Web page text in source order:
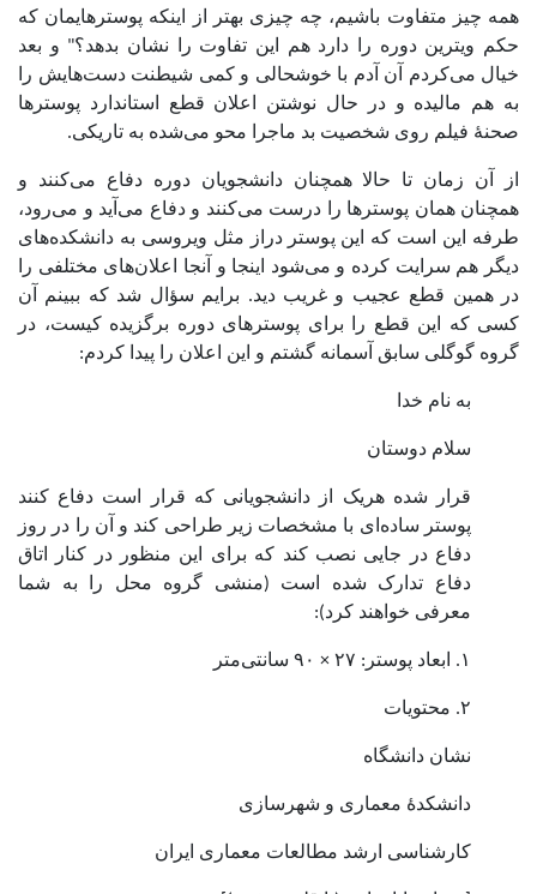
همه چیز متفاوت باشیم، چه چیزی بهتر از اینکه پوسترهایمان که
حکم ویترین دوره را دارد هم این تفاوت را نشان بدهد؟" و بعد
خیال می‌کردم آن آدم با خوشحالی و کمی شیطنت دست‌هایش را
به هم مالیده و در حال نوشتن اعلان قطع استاندارد پوسترها
صحنۀ فیلم روی شخصیت بد ماجرا محو می‌شده به تاریکی.
از آن زمان تا حالا همچنان دانشجویان دوره دفاع می‌کنند و
همچنان همان پوسترها را درست می‌کنند و دفاع می‌آید و می‌رود،
طرفه این است که این پوستر دراز مثل ویروسی به دانشکده‌های
دیگر هم سرایت کرده و می‌شود اینجا و آنجا اعلان‌های مختلفی را
در همین قطع عجیب و غریب دید. برایم سؤال شد که ببینم آن
کسی که این قطع را برای پوسترهای دوره برگزیده کیست، در
گروه گوگلی سابق آسمانه گشتم و این اعلان را پیدا کردم:
به نام خدا
سلام دوستان
قرار شده هریک از دانشجویانی که قرار است دفاع کنند
پوستر ساده‌ای با مشخصات زیر طراحی کند و آن را در روز
دفاع در جایی نصب کند که برای این منظور در کنار اتاق
دفاع تدارک شده است (منشی گروه محل را به شما
معرفی خواهند کرد):
۱. ابعاد پوستر: ۲۷ × ۹۰ سانتی‌متر
۲. محتویات
نشان دانشگاه
دانشکدۀ معماری و شهرسازی
کارشناسی ارشد مطالعات معماری ایران